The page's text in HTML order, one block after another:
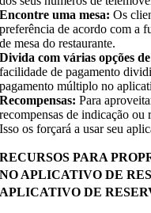
Encontre uma mesa: Os
preferência de acordo com a
de mesa do restaurante.
Divida com várias opções
facilidade de pagamento
pagamento múltiplo no
Recompensas: Para
recompensas de indicação ou
Isso os forçará a usar seu
RECURSOS PARA
NO APLICATIVO DE
APLICATIVO DE